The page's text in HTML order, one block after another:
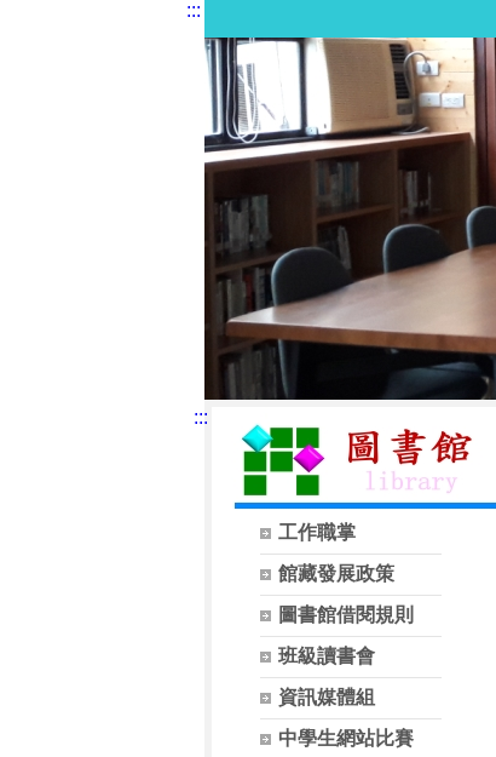
:::
:::
工作職掌
館藏發展政策
圖書館借閱規則
班級讀書會
資訊媒體組
中學生網站比賽